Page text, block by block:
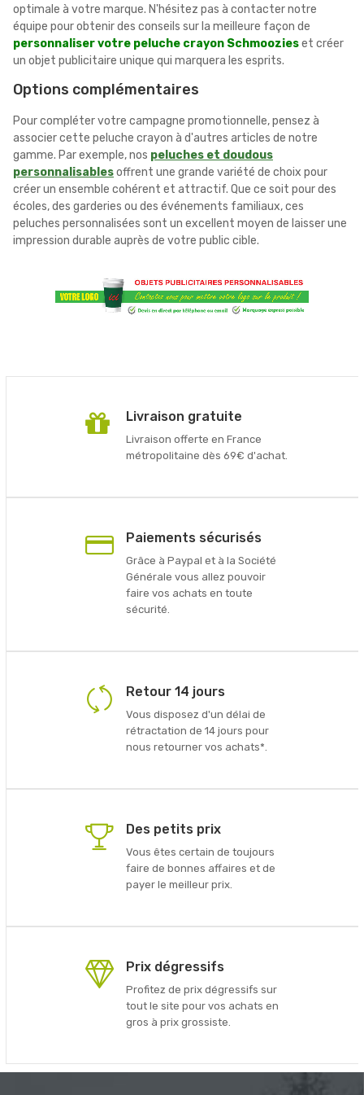
optimale à votre marque. N'hésitez pas à contacter notre
équipe pour obtenir des conseils sur la meilleure façon de
personnaliser votre peluche crayon Schmoozieset créer
un objet publicitaire unique qui marquera les esprits.
Options complémentaires
Pour compléter votre campagne promotionnelle, pensez à
associer cette peluche crayon à d'autres articles de notre
gamme. Par exemple, nos peluches et doudous
personnalisablesoffrent une grande variété de choix pour
créer un ensemble cohérent et attractif. Que ce soit pour des
écoles, des garderies ou des événements familiaux, ces
peluches personnalisées sont un excellent moyen de laisser une
impression durable auprès de votre public cible.
Livraison gratuite
Livraison offerte en France
métropolitaine dès 69€ d'achat.
Paiements sécurisés
Grâce à Paypal et à la Société
Générale vous allez pouvoir
faire vos achats en toute
sécurité.
Retour 14 jours
Vous disposez d'un délai de
rétractation de 14 jours pour
nous retourner vos achats*.
Des petits prix
Vous êtes certain de toujours
faire de bonnes affaires et de
payer le meilleur prix.
Prix dégressifs
Profitez de prix dégressifs sur
tout le site pour vos achats en
gros à prix grossiste.